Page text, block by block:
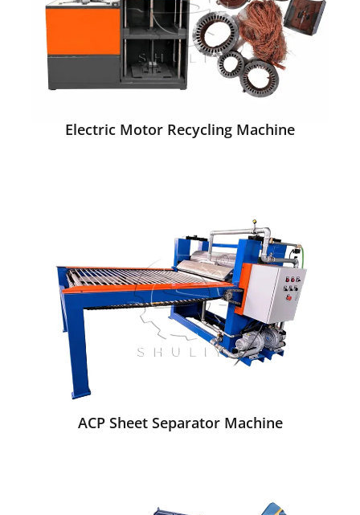
Electric Motor Recycling Machine
ACP Sheet Separator Machine